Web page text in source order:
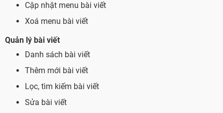
Cập nhật menu bài viết
Xoá menu bài viết
Quản lý bài viết
Danh sách bài viết
Thêm mới bài viết
Lọc, tìm kiếm bài viết
Sửa bài viết